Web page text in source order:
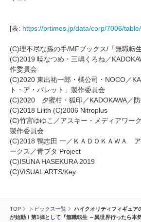
TOP トピックス一覧
ハイクオリティフィギュア
が始動！第1弾として『無職転生 ～異世界行ったら本
[表: https://prtimes.jp/data/corp/7006/
(C)理不尽な孫の手/MFブックス/「無職転
(C)2019 暁なつめ・三嶋くろね／
作委員会
(C)2020 東出祐一郎・橘公司・NOCO／
ト・ア・バレット」製作委員会
(C)2020 夕蜜柑・狐印／KADOKAWA／
(C)2018 Lilith (C)2006 Nitroplus
(C)竹宮ゆゆこ／アスキー・メディアワー
製作委員会
(C)2018 鴨志田 一／ＫＡＤＯＫＡＷＡ
ークス／青ブタ Project
(C)ISUNA HASEKURA 2019
(C)VISUAL ARTS/Key